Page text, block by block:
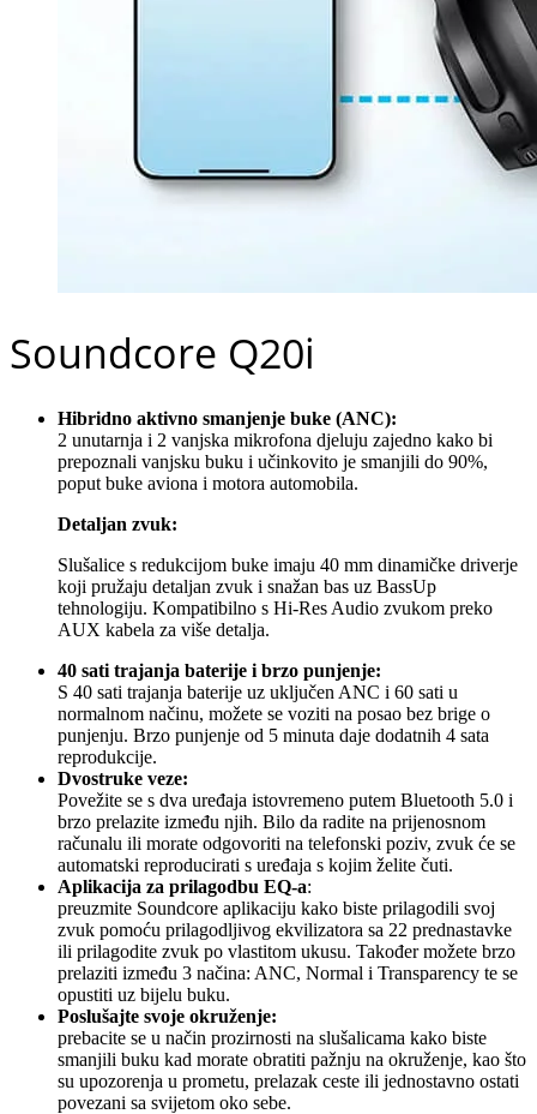
Soundcore Q20i
Hibridno aktivno smanjenje buke (ANC):
2 unutarnja i 2 vanjska mikrofona djeluju zajedno kako bi
prepoznali vanjsku buku i učinkovito je smanjili do 90%,
poput buke aviona i motora automobila.
Detaljan zvuk:
Slušalice s redukcijom buke imaju 40 mm dinamičke driverje
koji pružaju detaljan zvuk i snažan bas uz BassUp
tehnologiju. Kompatibilno s Hi-Res Audio zvukom preko
AUX kabela za više detalja.
40 sati trajanja baterije i brzo punjenje:
S 40 sati trajanja baterije uz uključen ANC i 60 sati u
normalnom načinu, možete se voziti na posao bez brige o
punjenju. Brzo punjenje od 5 minuta daje dodatnih 4 sata
reprodukcije.
Dvostruke veze:
Povežite se s dva uređaja istovremeno putem Bluetooth 5.0 i
brzo prelazite između njih. Bilo da radite na prijenosnom
računalu ili morate odgovoriti na telefonski poziv, zvuk će se
automatski reproducirati s uređaja s kojim želite čuti.
Aplikacija za prilagodbu EQ-a:
preuzmite Soundcore aplikaciju kako biste prilagodili svoj
zvuk pomoću prilagodljivog ekvilizatora sa 22 prednastavke
ili prilagodite zvuk po vlastitom ukusu. Također možete brzo
prelaziti između 3 načina: ANC, Normal i Transparency te se
opustiti uz bijelu buku.
Poslušajte svoje okruženje:
prebacite se u način prozirnosti na slušalicama kako biste
smanjili buku kad morate obratiti pažnju na okruženje, kao što
su upozorenja u prometu, prelazak ceste ili jednostavno ostati
povezani sa svijetom oko sebe.